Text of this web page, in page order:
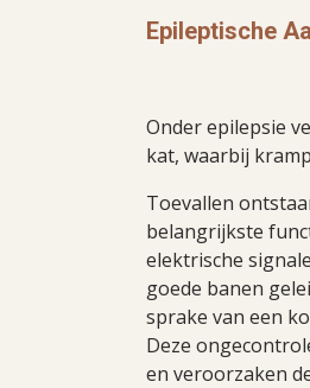
Epileptische
Onder epilepsie
kat, waarbij
Toevallen
belangrijkste
elektrische
goede banen
sprake van een
Deze
en veroorzaken